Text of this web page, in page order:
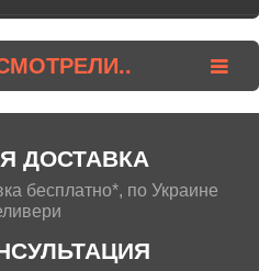
ДОСТАВКА
бесплатно*, по Украине